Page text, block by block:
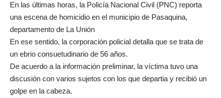
En las últimas horas, la Policía Nacional Civil (PNC) reporta
una escena de homicidio en el municipio de Pasaquina,
departamento de La Unión
En ese sentido, la corporación policial detalla que se trata de
un ebrio consuetudinario de 56 años.
De acuerdo a la información preliminar, la víctima tuvo una
discusión con varios sujetos con los que departia y recibió un
golpe en la cabeza.